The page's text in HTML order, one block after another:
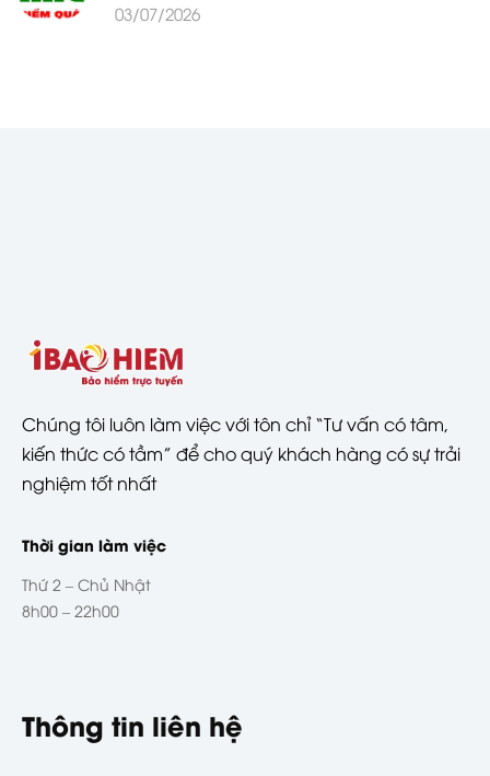
03/07/2026
Chúng tôi luôn làm việc với tôn chỉ “Tư vấn có tâm,
kiến thức có tầm” để cho quý khách hàng có sự trải
nghiệm tốt nhất
Thời gian làm việc
Thứ 2 – Chủ Nhật
8h00 – 22h00
Thông tin liên hệ